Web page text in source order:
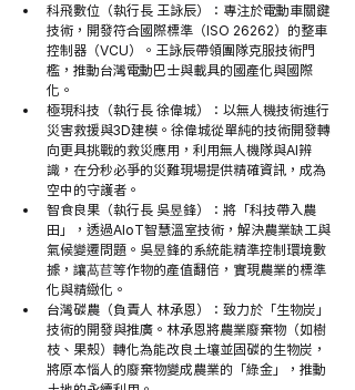
科飛數位（執行長 王詠辰）：專注於電動車關鍵
技術，開發符合國際標準（ISO 26262）的整車
控制器（VCU）。王詠辰帶領團隊克服技術門
檻，推動台灣電動巴士與載具的國產化與國際
化。
極現科技（執行長 徐偉城）：以無人機技術進行
災害救援與3D建模。徐偉城從單純的技術開發轉
向更具挑戰的救災應用，利用無人機隊與AI辨
識，在分秒必爭的災難現場提供精確資訊，成為
空中的守護者。
智食良果（執行長 吳昱鋒）：將「科技帶入農
田」，透過AIoT智慧溫室技術，解決農業缺工與
氣候變遷問題。吳昱鋒的系統能精準控制環境數
據，讓萵苣等作物的產值翻倍，實現農業的標準
化與精緻化。
台灣碳農（負責人 林承恩）：致力於「生物炭」
技術的開發與推廣。林承恩將農業廢棄物（如樹
枝、果殼）轉化為能改良土壤並固碳的生物炭，
將原本惱人的廢棄物變成農業的「綠金」，推動